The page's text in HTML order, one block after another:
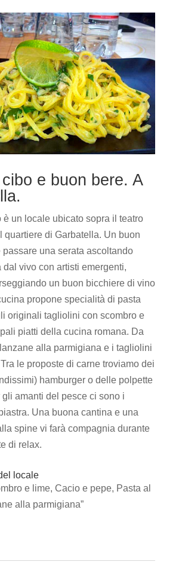
e buon bere. A
è un locale ubicato sopra il teatro
quartiere di Garbatella. Un buon
una serata ascoltando
dal vivo con artisti emergenti,
un buon bicchiere di vino
propone specialità di pasta
originali tagliolini con scombro e
piatti della cucina romana. Da
alla parmigiana e i tagliolini
le proposte di carne troviamo dei
hamburger o delle polpette
amanti del pesce ci sono i
Una buona cantina e una
spine vi farà compagnia durante
di relax.
locale
e lime, Cacio e pepe, Pasta al
alla parmigiana”